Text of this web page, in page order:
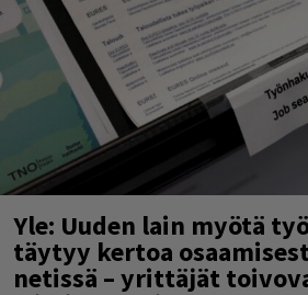
Yle: Uuden lain myötä
täytyy kertoa
netissä – yrittäjät